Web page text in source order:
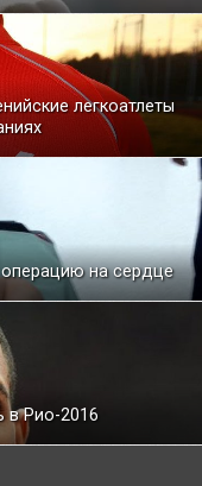
легкоатлеты
на сердце
в Рио-2016